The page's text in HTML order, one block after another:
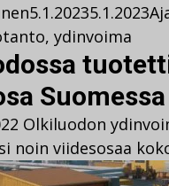
5.1.20235.1.2023
, ydinvoima
Olkiluodon
noin viidesosaa